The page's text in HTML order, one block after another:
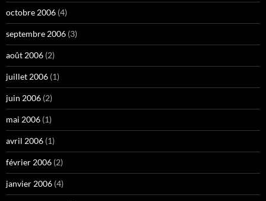
octobre 2006 (4)
septembre 2006 (3)
août 2006 (2)
juillet 2006 (1)
juin 2006 (2)
mai 2006 (1)
avril 2006 (1)
février 2006 (2)
janvier 2006 (4)